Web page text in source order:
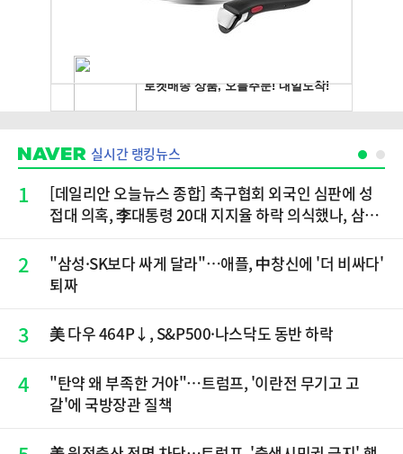
실시간 랭킹뉴스
1
[데일리안 오늘뉴스 종합] 축구협회 외국인 심판에 성
접대 의혹, 李대통령 20대 지지율 하락 의식했나, 삼전
재점화, 김민석 "과반 승리 가능성 99%" 등
2
"삼성·SK보다 싸게 달라"…애플, 中창신에 '더 비싸다'
퇴짜
3 美 다우 464P↓, S&P500·나스닥도 동반 하락
4
"탄약 왜 부족한 거야"…트럼프, '이란전 무기고 고
갈'에 국방장관 질책